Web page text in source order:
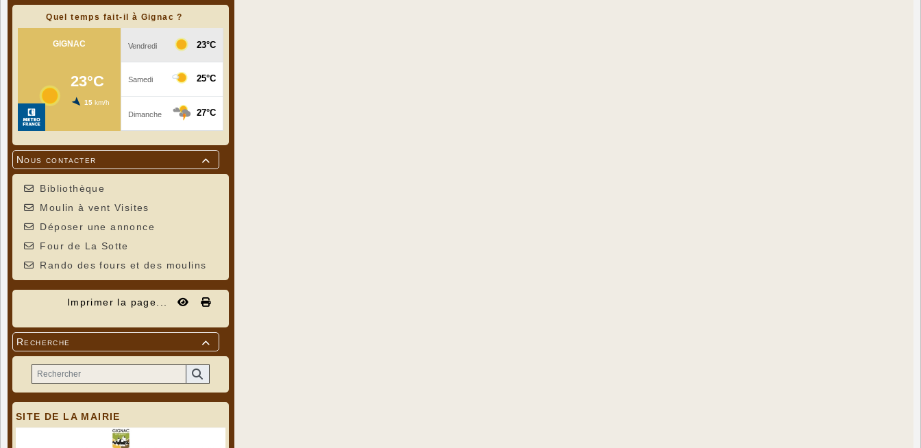
Quel temps fait-il à Gignac ?

Nous contacter
Bibliothèque
Moulin à vent Visites
Déposer une annonce
Four de La Sotte
Rando des fours et des moulins
Imprimer la page...

Recherche
SITE DE LA MAIRIE